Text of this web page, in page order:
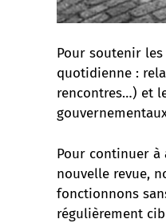
Pour soutenir
quotidienne :
rencontres…) et
Pour continuer
nouvelle revue,
fonctionnons
régulièrement